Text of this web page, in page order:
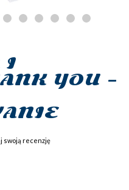
I
YOU –
swoją recenzję